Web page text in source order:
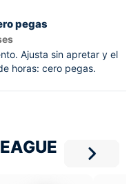
pegas
Ajusta sin apretar y el
horas: cero pegas.